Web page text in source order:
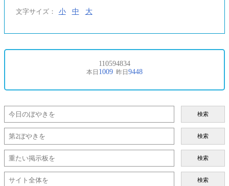
文字サイズ： 小 中 大
検索
検索
検索
検索